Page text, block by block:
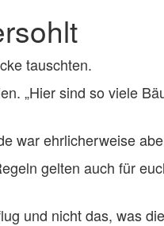
tauschten.
„Hier sind so viele
war ehrlicherweise
gelten auch für
und nicht das, was